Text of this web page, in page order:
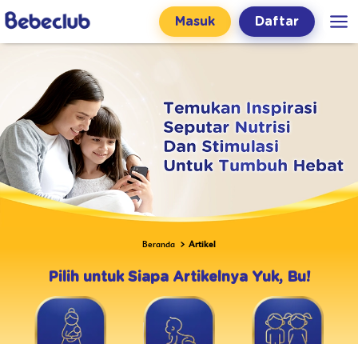
Masuk Daftar
Beranda Artikel
Pilih untuk Siapa Artikelnya Yuk, Bu!